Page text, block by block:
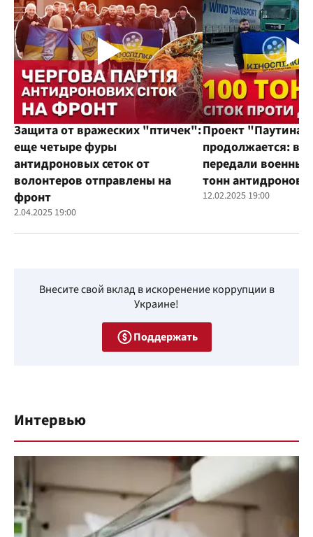
Защита от вражеских "птичек":
еще четыре фуры
антидроновых сеток от
волонтеров отправлены на
фронт
2.04.2025 19:00
Проект "Паутина"
продолжается:
передали
тонн
12.02.2025 19:00
Внесите свой вклад в искоренение коррупции в
Украине!
Поддержать
Интервью